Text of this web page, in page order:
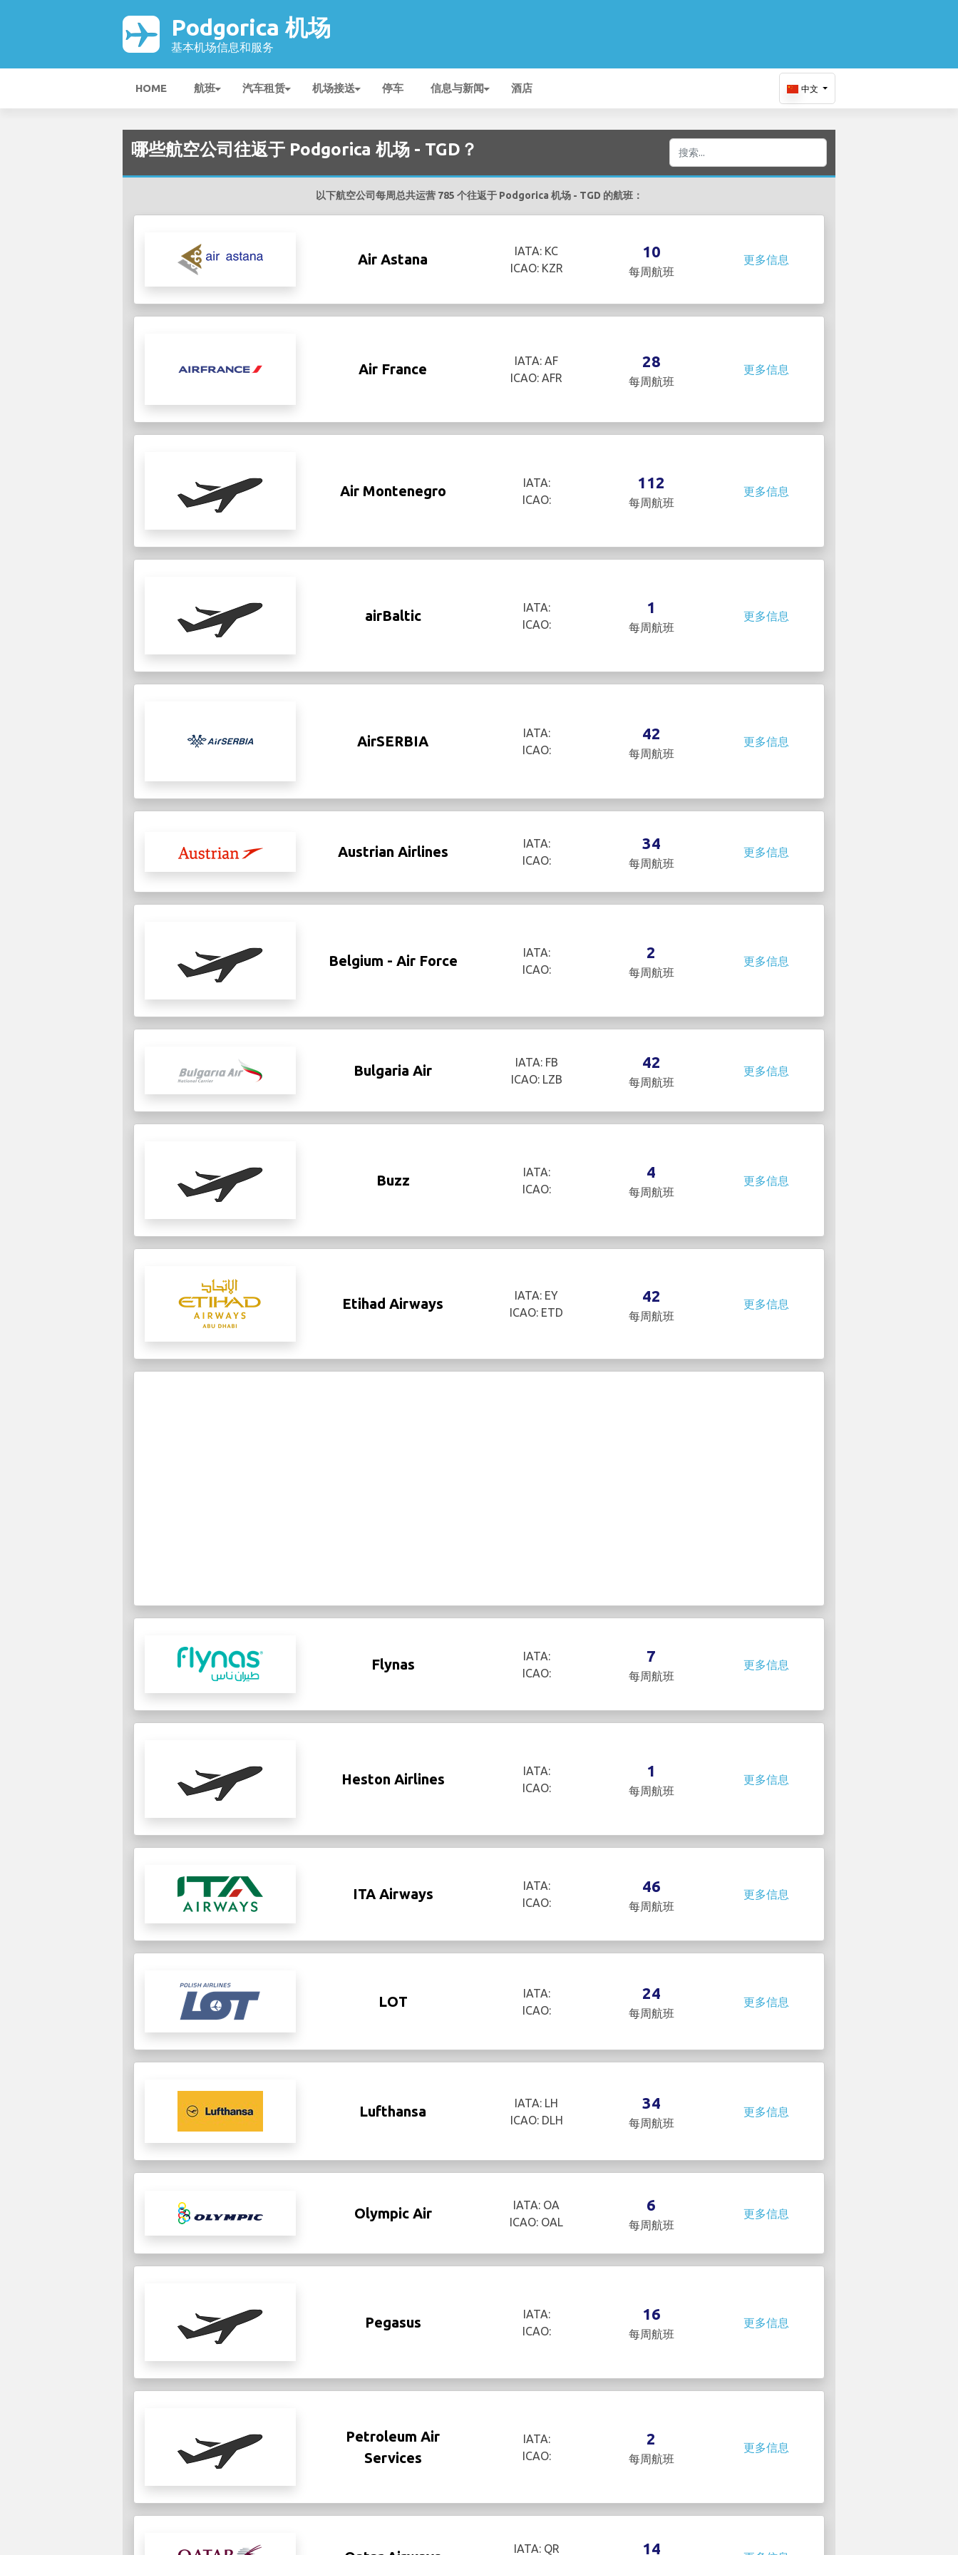
Podgorica 机场
基本机场信息和服务
HOME 航班 汽车租赁 机场接送 停车 信息与新闻 酒店 中文
哪些航空公司往返于 Podgorica 机场 - TGD？
以下航空公司每周总共运营 785 个往返于 Podgorica 机场 - TGD 的航班：
Air Astana
IATA: KC
ICAO: KZR
10
每周航班
更多信息
Air France
IATA: AF
ICAO: AFR
28
每周航班
更多信息
Air Montenegro
IATA:
ICAO:
112
每周航班
更多信息
airBaltic
IATA:
ICAO:
1
每周航班
更多信息
AirSERBIA
IATA:
ICAO:
42
每周航班
更多信息
Austrian Airlines
IATA:
ICAO:
34
每周航班
更多信息
Belgium - Air Force
IATA:
ICAO:
2
每周航班
更多信息
Bulgaria Air
IATA: FB
ICAO: LZB
42
每周航班
更多信息
Buzz
IATA:
ICAO:
4
每周航班
更多信息
Etihad Airways
IATA: EY
ICAO: ETD
42
每周航班
更多信息
Flynas
IATA:
ICAO:
7
每周航班
更多信息
Heston Airlines
IATA:
ICAO:
1
每周航班
更多信息
ITA Airways
IATA:
ICAO:
46
每周航班
更多信息
LOT
IATA:
ICAO:
24
每周航班
更多信息
Lufthansa
IATA: LH
ICAO: DLH
34
每周航班
更多信息
Olympic Air
IATA: OA
ICAO: OAL
6
每周航班
更多信息
Pegasus
IATA:
ICAO:
16
每周航班
更多信息
Petroleum Air
Services
IATA:
ICAO:
2
每周航班
更多信息
IATA: QR 14